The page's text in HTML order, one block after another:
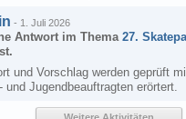
- 1. Juli 2026
Antwort im Thema 27.
und Vorschlag werden geprüft
und Jugendbeauftragten erörtert.